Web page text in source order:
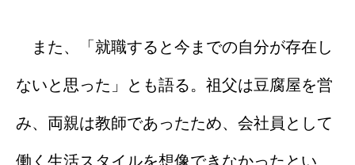
また、「就職すると今までの自分が存在し
ないと思った」とも語る。祖父は豆腐屋を営
み、両親は教師であったため、会社員として
働く生活スタイルを想像できなかったとい